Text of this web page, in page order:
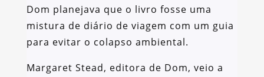
Dom planejava que o livro fosse uma
mistura de diário de viagem com um guia
para evitar o colapso ambiental.
Margaret Stead, editora de Dom, veio a